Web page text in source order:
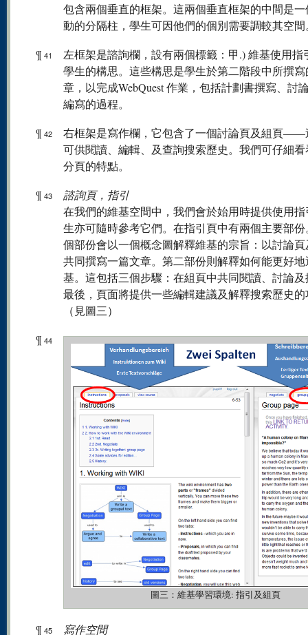
包含兩個垂直的框架。這兩個垂直框架的中間是
動的分隔柱，學生可因他們的個別需要調較其空間
¶ 41
左框架是諮詢欄，設有兩個標籤：甲.) 維基使用指
學生的構思。這些構思是學生於第二階段中所撰寫
章，以完成WebQuest 作業，包括計劃書撰寫、討
編寫的過程。
¶ 42
右框架是寫作欄，它包含了一個討論頁及組頁——
可供閱讀、編輯、及查詢搜索歷史。我們可仔細
分頁的特點。
¶ 43
諮詢頁，指引
在我們的維基空間中，我們會於始用時提供使用
生亦可隨時參考它們。在指引頁中有兩個主要部
個部份會以一個概念圖解釋維基的宗旨：以討論
共同撰寫一篇文章。第二部份則解釋如何能更好
基。這包括三個步驟：在組頁中共同閱讀、討論
最後，頁面將提供一些編輯建議及解釋搜索歷史
（見圖三）
¶ 44
圖三：維基學習環境: 指引及組頁
¶ 45 寫作空間